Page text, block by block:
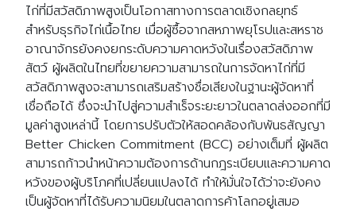
ไก่ที่มีสวัสดิภาพสูงเป็นโอกาสทางการตลาดเชิงกลยุทธ์
สำหรับธุรกิจไก่เนื้อไทย เมื่อผู้ซื้อจากสหภาพยุโรปและสหราช
อาณาจักรยังคงยกระดับความคาดหวังในเรื่องสวัสดิภาพ
สัตว์ ผู้ผลิตในไทยที่ขยายความสามารถในการจัดหาไก่ที่มี
สวัสดิภาพสูงจะสามารถเสริมสร้างชื่อเสียงในฐานะผู้จัดหาที่
เชื่อถือได้ ซึ่งจะนำไปสู่ความสำเร็จระยะยาวในตลาดส่งออกที่มี
มูลค่าสูงเหล่านี้ โดยการปรับตัวให้สอดคล้องกับพันธสัญญา
Better Chicken Commitment (BCC) อย่างเต็มที่ ผู้ผลิต
สามารถก้าวนำหน้าความต้องการด้านกฎระเบียบและความคาด
หวังของผู้บริโภคที่เปลี่ยนแปลงได้ ทำให้มั่นใจได้ว่าจะยังคง
เป็นผู้จัดหาที่ได้รับความนิยมในตลาดการค้าโลกอยู่เสมอ